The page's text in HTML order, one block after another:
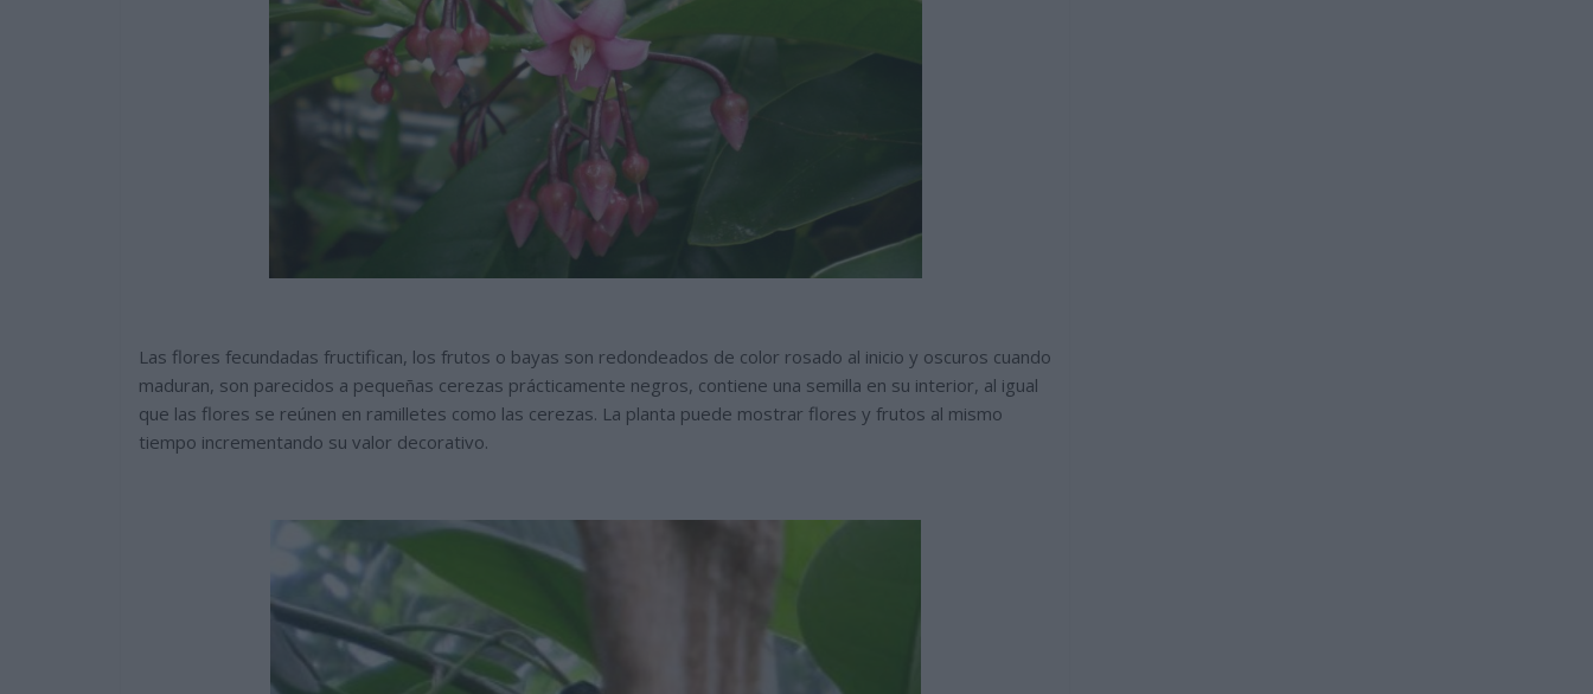
Las flores fecundadas fructifican, los frutos o bayas son redondeados de color rosado al inicio y oscuros cuando
maduran, son parecidos a pequeñas cerezas prácticamente negros, contiene una semilla en su interior, al igual
que las flores se reúnen en ramilletes como las cerezas. La planta puede mostrar flores y frutos al mismo
tiempo incrementando su valor decorativo.